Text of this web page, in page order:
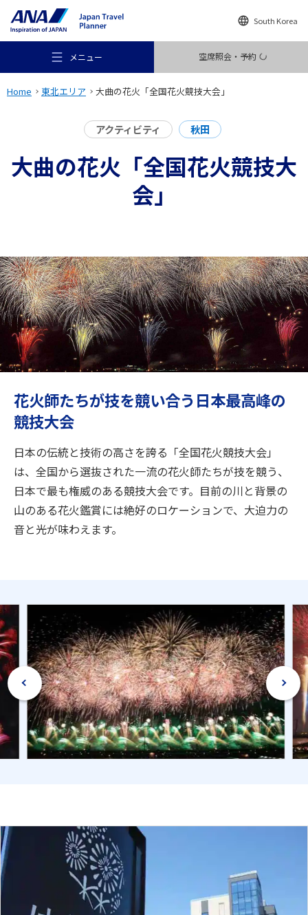
South Korea
メニュー 空席照会・予約
おすすめの旅
行き先
旅のお役立ち情報
ANA サービス
Home 東北エリア 大曲の花火「全国花火競技大会」
アクティビティ 秋田
大曲の花火「全国花火競技大
会」
花火師たちが技を競い合う日本最高峰の
競技大会
日本の伝統と技術の高さを誇る「全国花火競技大会」
は、全国から選抜された一流の花火師たちが技を競う、
日本で最も権威のある競技大会です。目前の川と背景の
山のある花火鑑賞には絶好のロケーションで、大迫力の
音と光が味わえます。